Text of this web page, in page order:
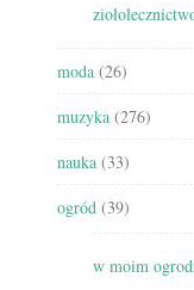
moda (26)
muzyka (276)
nauka (33)
ogród (39)
w moim